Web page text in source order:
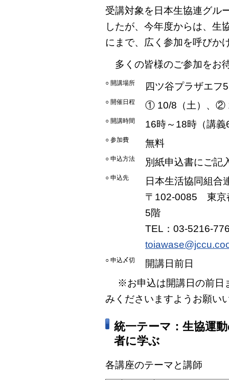
受講対象を日本生協連グル
したが、今年度からは、生
にまで、広く参加を呼びか
多くの皆様のご参加をお
○ 開講場所 四ツ谷プラザエフ
○ 開催日程 ① 10/8（土）、②
○ 開講時間 16時～18時（講
○ 参加費 無料
○ 申込方法 別紙申込書にご記
○ 申込先
日本生活協同組
〒102-0085 東京
5階
TEL：03-5216-
○ 申込〆切
開講日前日
※お申込は開講日の前日
みくださいますようお願い
統一テーマ：生協運
者に学ぶ
各講座のテーマと講師